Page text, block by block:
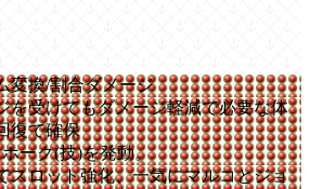
変換/割合ダメージ
受けてもダメージ軽減で必要な体
復で確保
ーク(技)を発動。
スロット強化、一気にマルコとジョ